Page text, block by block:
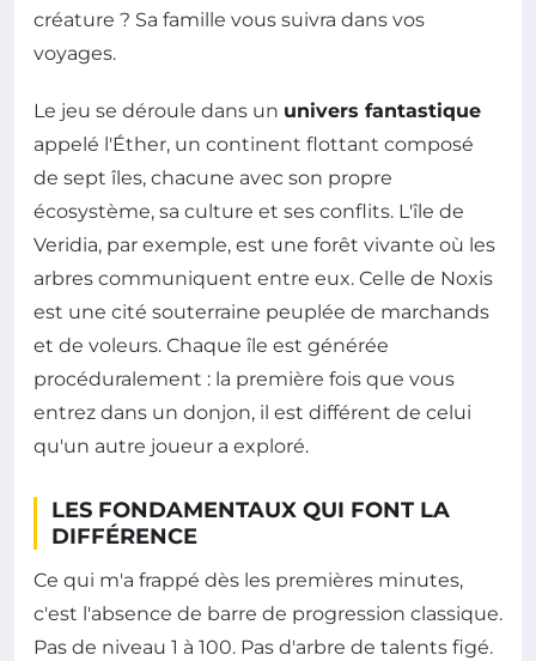
créature ? Sa famille vous suivra dans vos
voyages.
Le jeu se déroule dans un univers fantastique
appelé l'Éther, un continent flottant composé
de sept îles, chacune avec son propre
écosystème, sa culture et ses conflits. L'île de
Veridia, par exemple, est une forêt vivante où les
arbres communiquent entre eux. Celle de Noxis
est une cité souterraine peuplée de marchands
et de voleurs. Chaque île est générée
procéduralement : la première fois que vous
entrez dans un donjon, il est différent de celui
qu'un autre joueur a exploré.
LES FONDAMENTAUX QUI FONT LA
DIFFÉRENCE
Ce qui m'a frappé dès les premières minutes,
c'est l'absence de barre de progression classique.
Pas de niveau 1 à 100. Pas d'arbre de talents figé.